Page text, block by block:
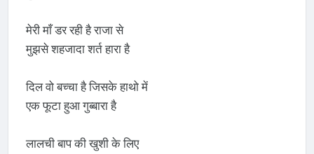
मेरी माँ डर रही है राजा से
मुझसे शहजादा शर्त हारा है
दिल वो बच्चा है जिसके हाथो में
एक फूटा हुआ गुब्बारा है
लालची बाप की खुशी के लिए